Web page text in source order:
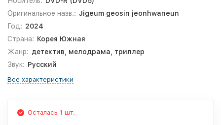
Оригинальное назв.: Jigeum geosin jeonhwaneun
Год: 2024
Страна: Корея Южная
Жанр: детектив, мелодрама, триллер
Звук: Русский
Все характеристики
Осталась 1 шт.